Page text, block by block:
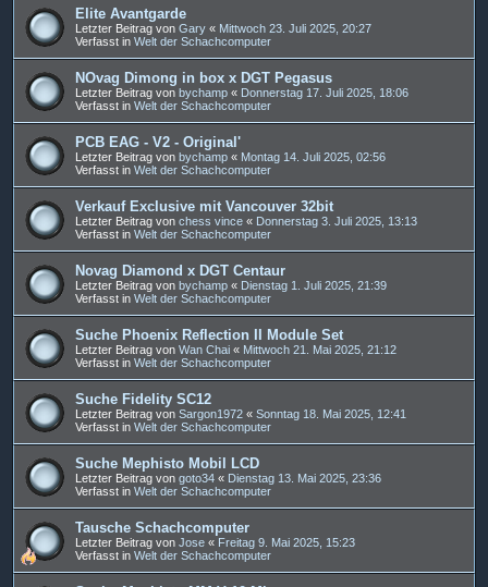
Elite Avantgarde
Letzter Beitrag von Gary « Mittwoch 23. Juli 2025, 20:27
Verfasst in Welt der Schachcomputer
NOvag Dimong in box x DGT Pegasus
Letzter Beitrag von bychamp « Donnerstag 17. Juli 2025, 18:06
Verfasst in Welt der Schachcomputer
PCB EAG - V2 - Original'
Letzter Beitrag von bychamp « Montag 14. Juli 2025, 02:56
Verfasst in Welt der Schachcomputer
Verkauf Exclusive mit Vancouver 32bit
Letzter Beitrag von chess vince « Donnerstag 3. Juli 2025, 13:13
Verfasst in Welt der Schachcomputer
Novag Diamond x DGT Centaur
Letzter Beitrag von bychamp « Dienstag 1. Juli 2025, 21:39
Verfasst in Welt der Schachcomputer
Suche Phoenix Reflection II Module Set
Letzter Beitrag von Wan Chai « Mittwoch 21. Mai 2025, 21:12
Verfasst in Welt der Schachcomputer
Suche Fidelity SC12
Letzter Beitrag von Sargon1972 « Sonntag 18. Mai 2025, 12:41
Verfasst in Welt der Schachcomputer
Suche Mephisto Mobil LCD
Letzter Beitrag von goto34 « Dienstag 13. Mai 2025, 23:36
Verfasst in Welt der Schachcomputer
Tausche Schachcomputer
Letzter Beitrag von Jose « Freitag 9. Mai 2025, 15:23
Verfasst in Welt der Schachcomputer